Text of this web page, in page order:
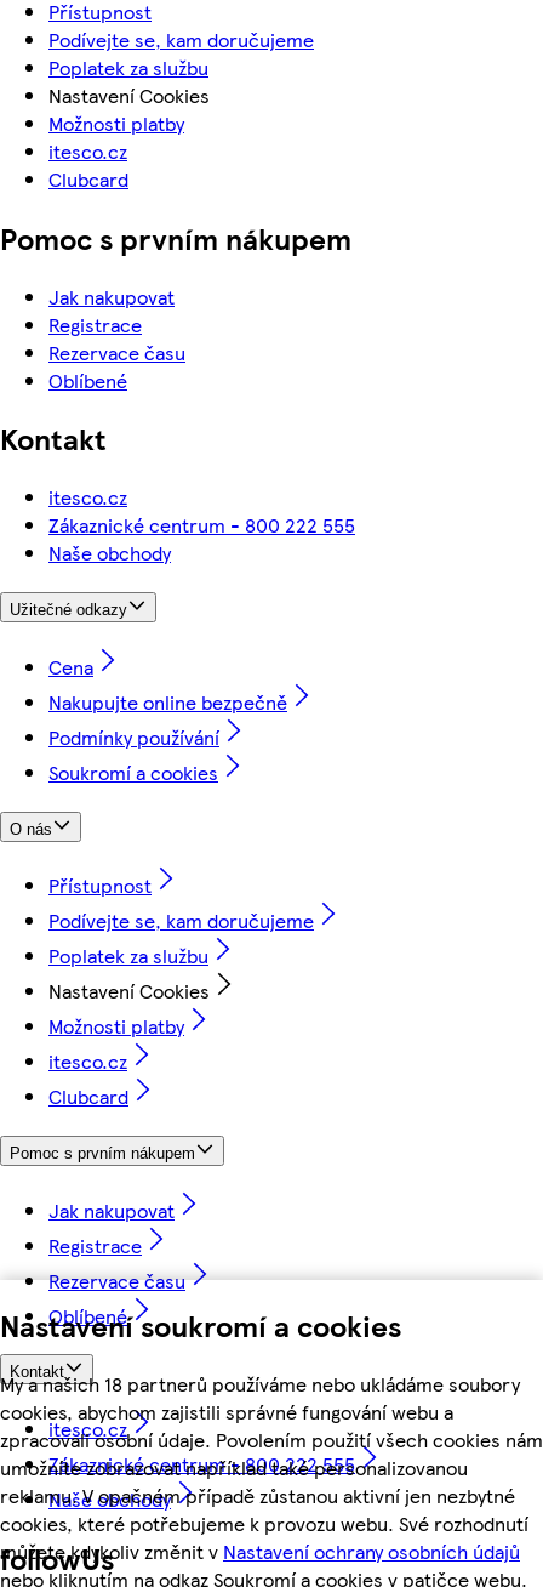
Nastavení soukromí a cookies
My a našich 18 partnerů používáme nebo ukládáme soubory
cookies, abychom zajistili správné fungování webu a
zpracovali osobní údaje. Povolením použití všech cookies nám
umožníte zobrazovat například také personalizovanou
reklamu. V opačném případě zůstanou aktivní jen nezbytné
cookies, které potřebujeme k provozu webu. Své rozhodnutí
můžete kdykoliv změnit v Nastavení ochrany osobních údajů
nebo kliknutím na odkaz Soukromí a cookies v patičce webu.
Přístupnost
Podívejte se, kam doručujeme
Poplatek za službu
Nastavení Cookies
Možnosti platby
itesco.cz
Clubcard
Pomoc s prvním nákupem
Jak nakupovat
Registrace
Rezervace času
Oblíbené
Kontakt
itesco.cz
Zákaznické centrum - 800 222 555
Naše obchody
Užitečné odkazy
Cena
Nakupujte online bezpečně
Podmínky používání
Soukromí a cookies
O nás
Přístupnost
Podívejte se, kam doručujeme
Poplatek za službu
Nastavení Cookies
Možnosti platby
itesco.cz
Clubcard
Pomoc s prvním nákupem
Jak nakupovat
Registrace
Rezervace času
Oblíbené
Kontakt
itesco.cz
Zákaznické centrum - 800 222 555
Naše obchody
followUs